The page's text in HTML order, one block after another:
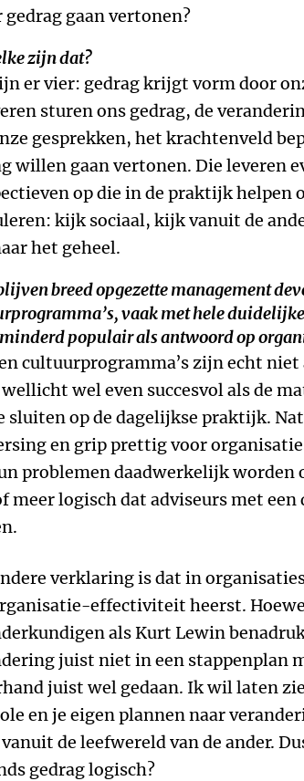
gedrag gaan vertonen?
zijn dat?
er vier: gedrag krijgt vorm door
sturen ons gedrag, de
gesprekken, het krachtenveld
willen gaan vertonen. Die leveren
op die in de praktijk helpen
kijk sociaal, kijk vanuit de
het geheel.
breed opgezette management
vaak met hele
populair als antwoord op
cultuurprogramma’s zijn echt
wel even succesvol als de
sluiten op de dagelijkse praktijk.
en grip prettig voor
problemen daadwerkelijk worden
meer logisch dat adviseurs met
verklaring is dat in
effectiviteit heerst.
als Kurt Lewin
juist niet in een stappenplan
juist wel gedaan. Ik wil laten
en je eigen plannen naar
de leefwereld van de ander.
gedrag logisch?